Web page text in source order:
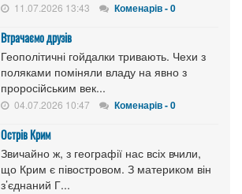
11.07.2026 13:43 Коменарів - 0
Втрачаємо друзів
Геополітичні гойдалки тривають. Чехи з
поляками поміняли владу на явно з
проросійським век...
04.07.2026 10:47 Коменарів - 0
Острів Крим
Звичайно ж, з географії нас всіх вчили,
що Крим є півостровом. З материком він
з’єднаний Г...